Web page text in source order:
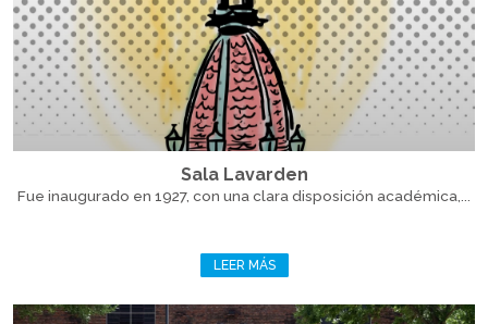
Sala Lavarden
Fue inaugurado en 1927, con una clara disposición académica,...
LEER MÁS